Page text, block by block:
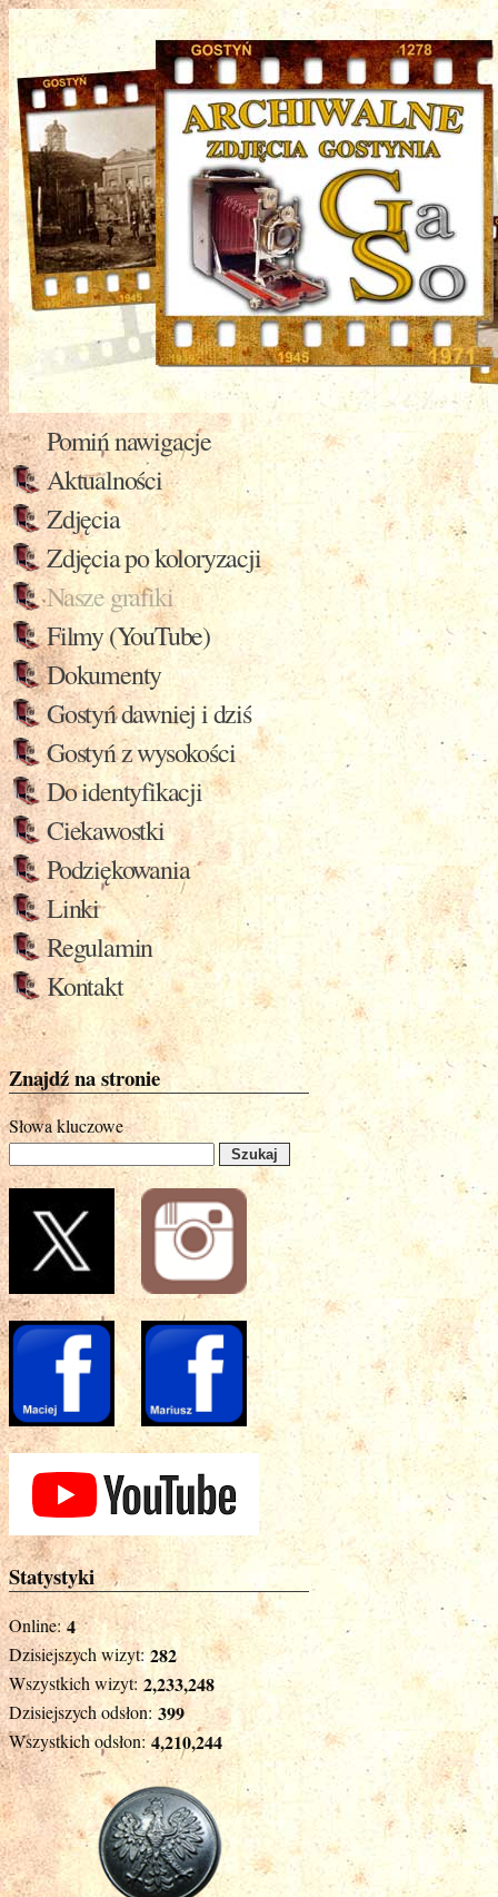
Pomiń nawigacje
Aktualności
Zdjęcia
Zdjęcia po koloryzacji
Nasze grafiki
Filmy (YouTube)
Dokumenty
Gostyń dawniej i dziś
Gostyń z wysokości
Do identyfikacji
Ciekawostki
Podziękowania
Linki
Regulamin
Kontakt
Znajdź na stronie
Słowa kluczowe
Statystyki
Online: 4
Dzisiejszych wizyt: 282
Wszystkich wizyt: 2,233,248
Dzisiejszych odsłon: 399
Wszystkich odsłon: 4,210,244